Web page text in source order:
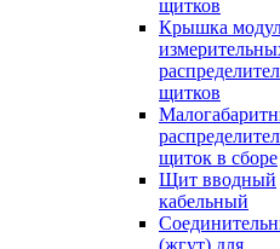
щитков
Крышка
щитков
щиток в сборе
Щит вводный
кабельный
(жгут) для